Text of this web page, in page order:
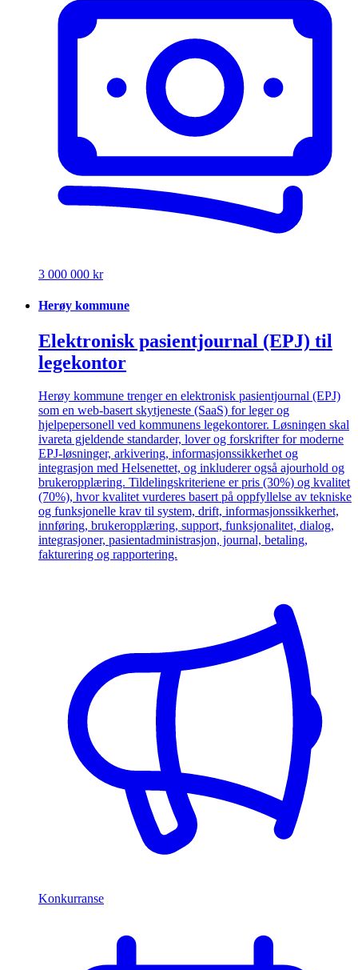
3 000 000 kr
Herøy kommune
Elektronisk pasientjournal (EPJ) til
legekontor
Herøy kommune trenger en elektronisk pasientjournal (EPJ)
som en web-basert skytjeneste (SaaS) for leger og
hjelpepersonell ved kommunens legekontorer. Løsningen skal
ivareta gjeldende standarder, lover og forskrifter for moderne
EPJ-løsninger, arkivering, informasjonssikkerhet og
integrasjon med Helsenettet, og inkluderer også ajourhold og
brukeropplæring. Tildelingskriteriene er pris (30%) og kvalitet
(70%), hvor kvalitet vurderes basert på oppfyllelse av tekniske
og funksjonelle krav til system, drift, informasjonssikkerhet,
innføring, brukeropplæring, support, funksjonalitet, dialog,
integrasjoner, pasientadministrasjon, journal, betaling,
fakturering og rapportering.
Konkurranse